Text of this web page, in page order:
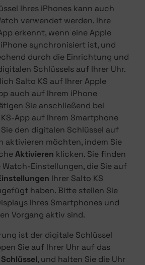
Ihres iPhones kann auch
verwendet werden. Ihre
erkennt, wenn eine Apple
synchronisiert ist, und
durch die Einrichtung und
Schlüssels auf Ihrer Uhr.
Salto KS auf Ihrer Apple
auch auf Ihrem iPhone
Sie anschließend bei
App auf Ihrem Smartphone
den digitalen Schlüssel auf
aktivieren möchten, indem Sie
Aktivieren klicken. Sie finden
Watch-Einstellungen, die Sie auf
Ihrer Salto KS
haben. Bitte stellen Sie
Ihres Smartphones und
Vorgang aktiv sind.
ist der digitale Schlüssel
Sie auf Ihrer Uhr auf das
, und halten Sie die Uhr